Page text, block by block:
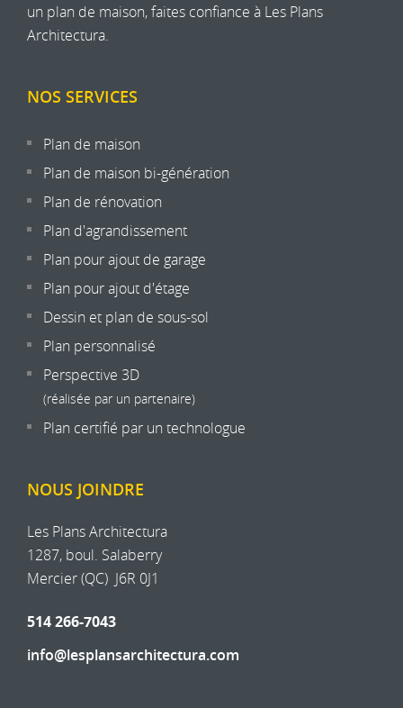
un plan de maison, faites confiance à Les Plans
Architectura.
NOS SERVICES
Plan de maison
Plan de maison bi-génération
Plan de rénovation
Plan d'agrandissement
Plan pour ajout de garage
Plan pour ajout d'étage
Dessin et plan de sous-sol
Plan personnalisé
Perspective 3D
(réalisée par un partenaire)
Plan certifié par un technologue
NOUS JOINDRE
Les Plans Architectura
1287, boul. Salaberry
Mercier(QC) J6R 0J1
514 266-7043
info@lesplansarchitectura.com